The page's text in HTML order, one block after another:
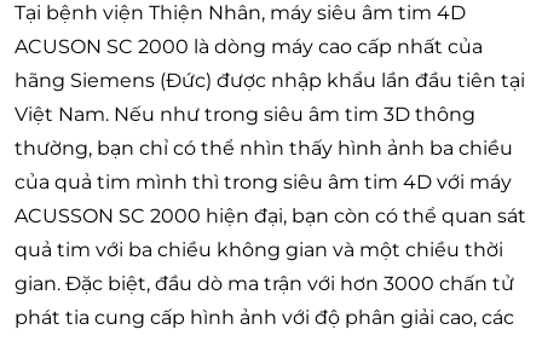
Tại bệnh viện Thiện Nhân, máy siêu âm tim 4D
ACUSON SC 2000 là dòng máy cao cấp nhất của
hãng Siemens (Đức) được nhập khẩu lần đầu tiên tại
Việt Nam. Nếu như trong siêu âm tim 3D thông
thường, bạn chỉ có thể nhìn thấy hình ảnh ba chiều
của quả tim mình thì trong siêu âm tim 4D với máy
ACUSSON SC 2000 hiện đại, bạn còn có thể quan sát
quả tim với ba chiều không gian và một chiều thời
gian. Đặc biệt, đầu dò ma trận với hơn 3000 chấn tử
phát tia cung cấp hình ảnh với độ phân giải cao, các